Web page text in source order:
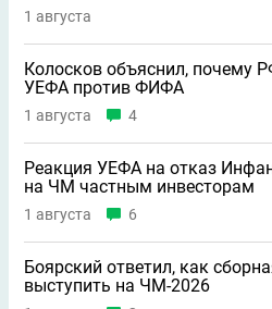
1 августа
Колосков объяснил, почему
УЕФА против ФИФА
1 августа 4
Реакция УЕФА на отказ
на ЧМ частным инвесторам
1 августа 6
Боярский ответил, как
выступить на ЧМ-2026